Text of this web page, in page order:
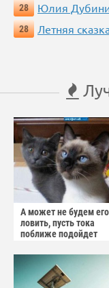
28
Юлия
28
Летняя
А может не будем его
ловить, пусть тока
поближе подойдет